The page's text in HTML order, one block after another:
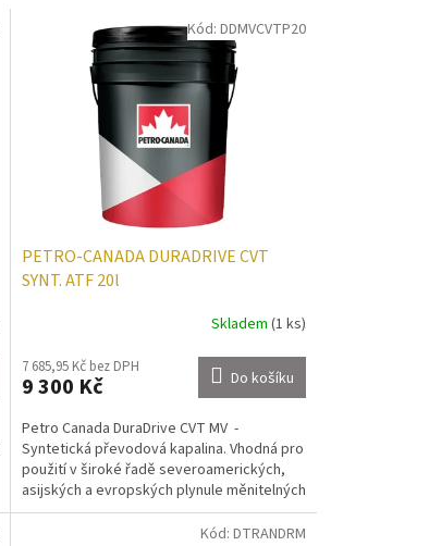
PETRO-CANADA DURADRIVE CVT
SYNT. ATF 20l
Skladem (1 ks)
7 685,95 Kč bez DPH
9 300 Kč Do košíku
Petro Canada DuraDrive CVT MV -
Syntetická převodová kapalina. Vhodná pro
použití v široké řadě severoamerických,
asijských a evropských plynule měnitelných
převodovek s...
Kód: DDMVCVTP20
Kód: DTRANDRM